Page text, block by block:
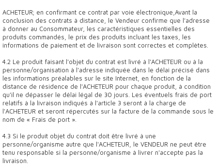
ACHETEUR; en confirmant ce contrat par voie électronique,Avant la
conclusion des contrats à distance, le Vendeur confirme que l'adresse
à donner au Consommateur, les caractéristiques essentielles des
produits commandés, le prix des produits incluant les taxes, les
informations de paiement et de livraison sont correctes et complètes.
4.2 Le produit faisant l'objet du contrat est livré à l'ACHETEUR ou à la
personne/organisation à l'adresse indiquée dans le délai précisé dans
les informations préalables sur le site Internet, en fonction de la
distance de résidence de l'ACHETEUR pour chaque produit, à condition
qu'il ne dépasser le délai légal de 30 jours. Les éventuels frais de port
relatifs à la livraison indiqués à l'article 3 seront à la charge de
l'ACHETEUR et seront répercutés sur la facture de la commande sous le
nom de « Frais de port ».
4.3 Si le produit objet du contrat doit être livré à une
personne/organisme autre que l'ACHETEUR, le VENDEUR ne peut être
tenu responsable si la personne/organisme à livrer n'accepte pas la
livraison.